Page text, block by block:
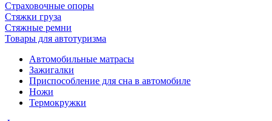
Страховочные опоры
Стяжки груза
Стяжные ремни
Товары для автотуризма
Автомобильные матрасы
Зажигалки
Приспособление для сна в автомобиле
Ножи
Термокружки